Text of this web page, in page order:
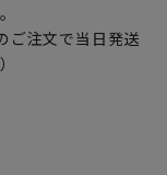
ご注文で当日発送